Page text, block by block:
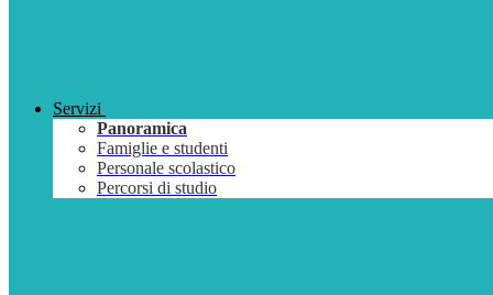
Servizi
Panoramica
Famiglie e studenti
Personale scolastico
Percorsi di studio